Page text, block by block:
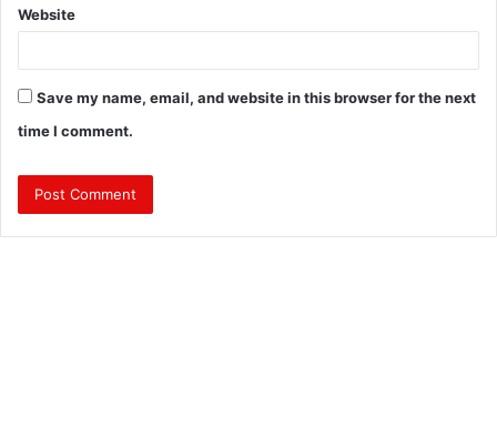
Website
Save my name, email, and website in this browser for the next
time I comment.